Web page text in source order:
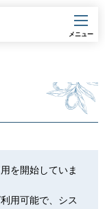
メニュー
を開始していま
用可能で、シス